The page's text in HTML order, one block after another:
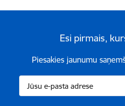
Esi pirmais,
Piesakies jaunumu